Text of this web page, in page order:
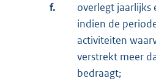
f.
overlegt jaarlijks
indien de
activiteiten
verstrekt meer
bedraagt;